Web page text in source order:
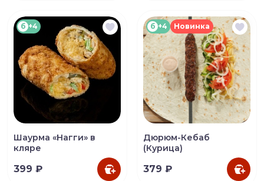
б +4
Шаурма «Нагги» в
кляре
399 ₽
б +4 Новинка
Дюрюм-Кебаб
(Курица)
379 ₽